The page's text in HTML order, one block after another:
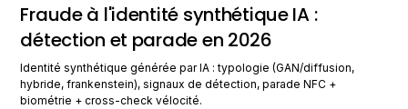
Fraude à l'identité synthétique IA :
détection et parade en 2026
Identité synthétique générée par IA : typologie (GAN/diffusion,
hybride, frankenstein), signaux de détection, parade NFC +
biométrie + cross-check vélocité.